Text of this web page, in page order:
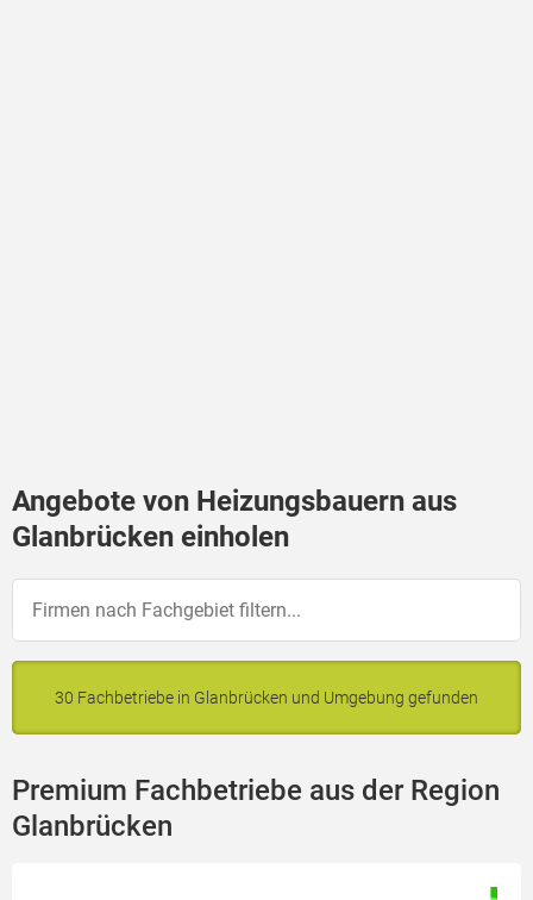
Angebote von Heizungsbauern aus
Glanbrücken einholen
30 Fachbetriebe in Glanbrücken und Umgebung gefunden
Premium Fachbetriebe aus der Region
Glanbrücken